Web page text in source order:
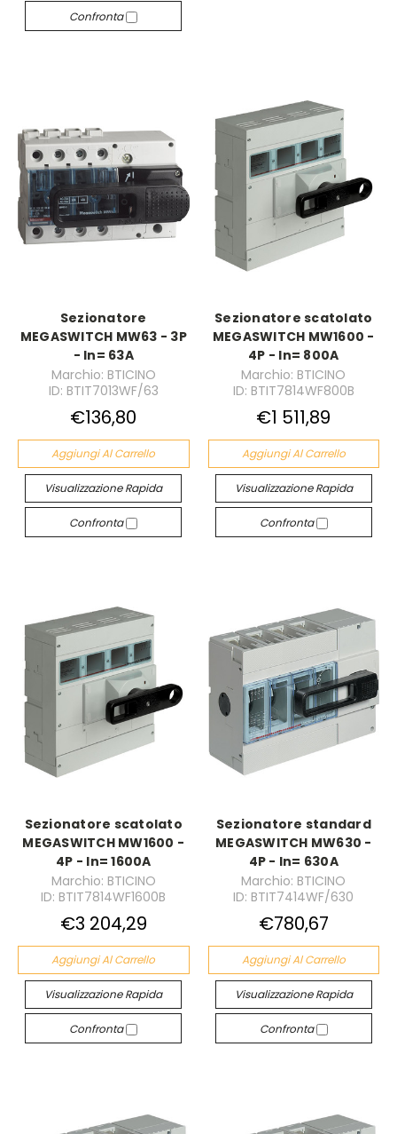
Confronta
Sezionatore
MEGASWITCH MW63 - 3P
- In= 63A
Marchio: BTICINO
ID: BTIT7013WF/63
€136,80
Aggiungi Al Carrello
Visualizzazione Rapida
Confronta
Sezionatore scatolato
MEGASWITCH MW1600 -
4P - In= 800A
Marchio: BTICINO
ID: BTIT7814WF800B
€1 511,89
Aggiungi Al Carrello
Visualizzazione Rapida
Confronta
Sezionatore scatolato
MEGASWITCH MW1600 -
4P - In= 1600A
Marchio: BTICINO
ID: BTIT7814WF1600B
€3 204,29
Aggiungi Al Carrello
Visualizzazione Rapida
Confronta
Sezionatore standard
MEGASWITCH MW630 -
4P - In= 630A
Marchio: BTICINO
ID: BTIT7414WF/630
€780,67
Aggiungi Al Carrello
Visualizzazione Rapida
Confronta